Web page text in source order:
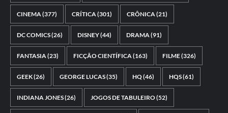
CINEMA(377) CRÍTICA(301) CRÔNICA(21)
DC COMICS(26) DISNEY(44) DRAMA(91)
FANTASIA(23) FICÇÃO CIENTÍFICA(163) FILME(326)
GEEK(26) GEORGE LUCAS(35) HQ(46) HQS(61)
INDIANA JONES(26) JOGOS DE TABULEIRO(52)